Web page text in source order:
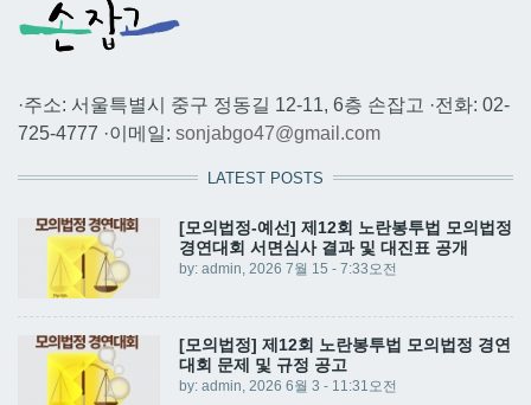
·주소: 서울특별시 중구 정동길 12-11, 6층 손잡고 ·전화: 02-
725-4777 ·이메일: sonjabgo47@gmail.com
LATEST POSTS
[모의법정-예선] 제12회 노란봉투법 모의법정
경연대회 서면심사 결과 및 대진표 공개
by: admin, 2026 7월 15 - 7:33오전
[모의법정] 제12회 노란봉투법 모의법정 경연
대회 문제 및 규정 공고
by: admin, 2026 6월 3 - 11:31오전